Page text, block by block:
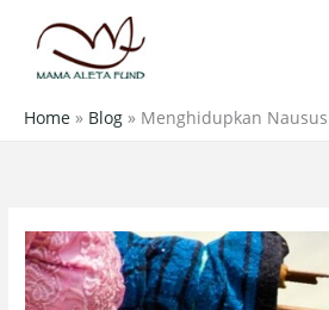
content
Home » Blog » Menghidupkan